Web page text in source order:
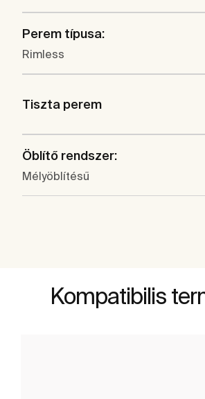
Perem típusa:
Rimless
Tiszta perem
Öblítő rendszer:
Mélyöblítésű
Kompatibilis